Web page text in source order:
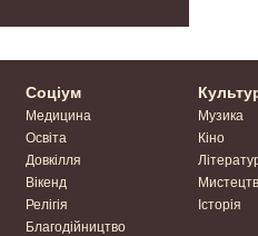
Соціум
Медицина
Освіта
Довкілля
Вікенд
Релігія
Благодійництво
Музика
Кіно
Історія